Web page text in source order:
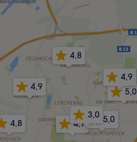
4,9 5,0
4,7 5,0
4,9
4,8
3,0
4,8